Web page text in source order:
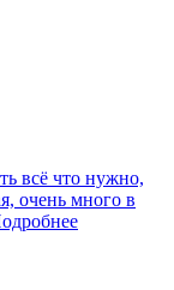
всё что нужно,
очень много в